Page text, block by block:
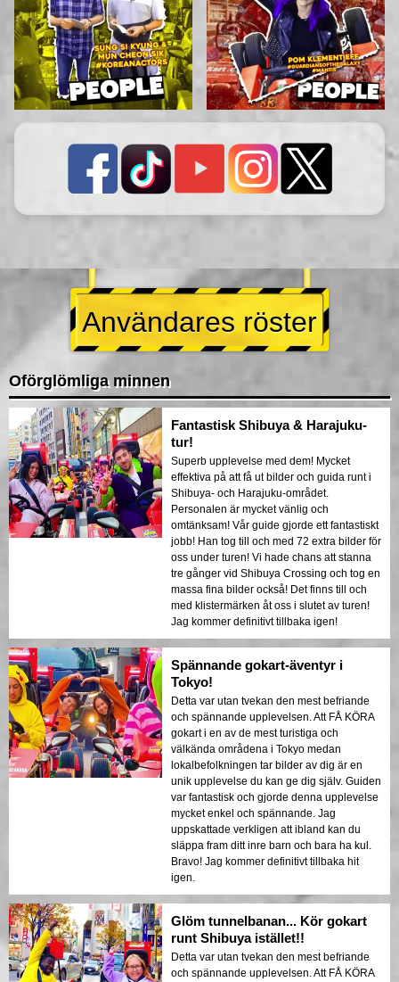
Användares röster
Oförglömliga minnen
Fantastisk Shibuya & Harajuku-
tur!
Superb upplevelse med dem! Mycket
effektiva på att få ut bilder och guida runt i
Shibuya- och Harajuku-området.
Personalen är mycket vänlig och
omtänksam! Vår guide gjorde ett fantastiskt
jobb! Han tog till och med 72 extra bilder för
oss under turen! Vi hade chans att stanna
tre gånger vid Shibuya Crossing och tog en
massa fina bilder också! Det finns till och
med klistermärken åt oss i slutet av turen!
Jag kommer definitivt tillbaka igen!
Spännande gokart-äventyr i
Tokyo!
Detta var utan tvekan den mest befriande
och spännande upplevelsen. Att FÅ KÖRA
gokart i en av de mest turistiga och
välkända områdena i Tokyo medan
lokalbefolkningen tar bilder av dig är en
unik upplevelse du kan ge dig själv. Guiden
var fantastisk och gjorde denna upplevelse
mycket enkel och spännande. Jag
uppskattade verkligen att ibland kan du
släppa fram ditt inre barn och bara ha kul.
Bravo! Jag kommer definitivt tillbaka hit
igen.
Glöm tunnelbanan... Kör gokart
runt Shibuya istället!!
Detta var utan tvekan den mest befriande
och spännande upplevelsen. Att FÅ KÖRA